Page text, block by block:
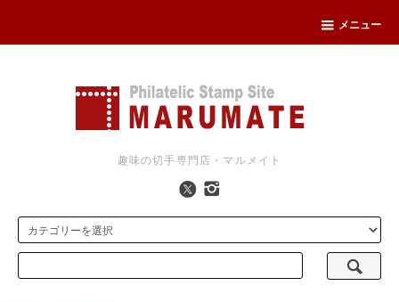
メニュー
趣味の切手専門店・マルメイト